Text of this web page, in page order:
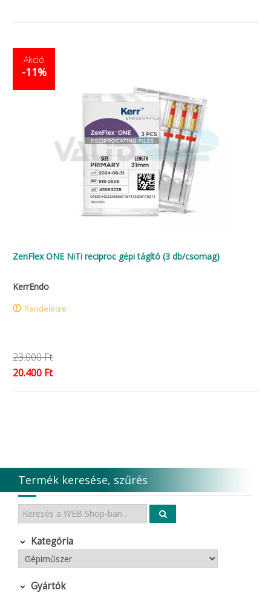
Akció
-11%
ZenFlex ONE NiTi reciproc gépi tágító (3 db/csomag)
KerrEndo
Rendelésre
23.000 Ft
20.400 Ft
Termék keresése, szűrés
Kategória
Gyártók